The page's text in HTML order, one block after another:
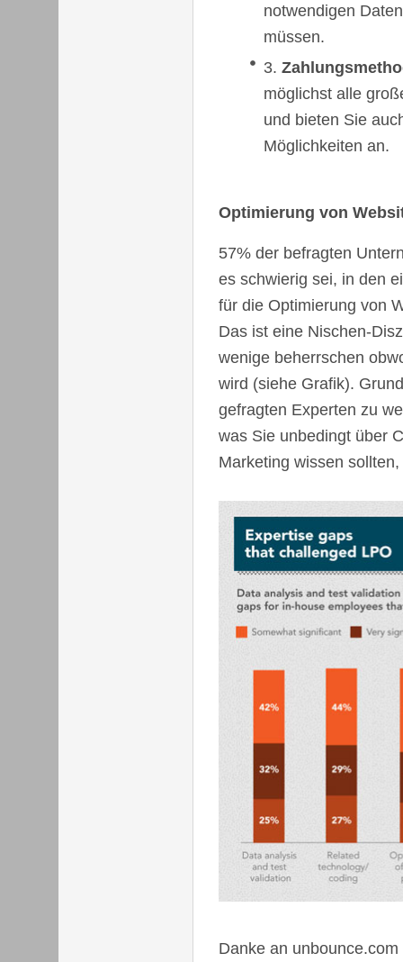
notwendigen
müssen.
möglichst alle
und bieten Sie
Möglichkeiten an.
Optimierung von
57% der befragten
es schwierig sei, in den
für die Optimierung von
Das ist eine Nischen-
wenige beherrschen
wird (siehe Grafik).
gefragten Experten zu
was Sie unbedingt über
Marketing wissen
Danke an